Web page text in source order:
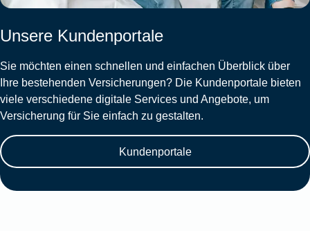
Unsere Kundenportale
Sie möchten einen schnellen und einfachen Überblick über
Ihre bestehenden Versicherungen? Die Kundenportale bieten
viele verschiedene digitale Services und Angebote, um
Versicherung für Sie einfach zu gestalten.
Kundenportale